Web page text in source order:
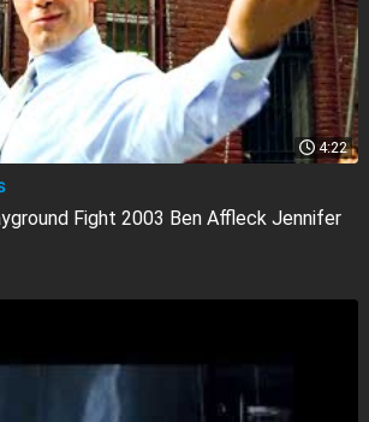
4:22
Fight 2003 Ben Affleck Jennifer